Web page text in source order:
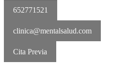
652771521
clinica@mentalsalud.com
Cita Previa